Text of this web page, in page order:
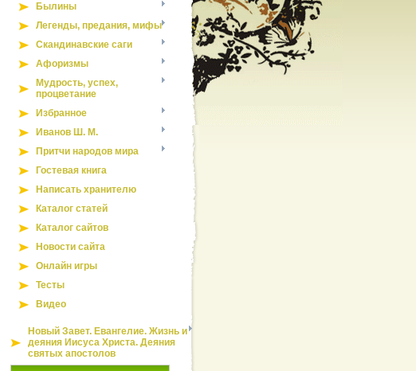
Былины
Легенды, предания, мифы
Скандинавские саги
Афоризмы
Мудрость, успех,
процветание
Избранное
Иванов Ш. М.
Притчи народов мира
Гостевая книга
Написать хранителю
Каталог статей
Каталог сайтов
Новости сайта
Онлайн игры
Тесты
Видео
Новый Завет. Евангелие. Жизнь и
деяния Иисуса Христа. Деяния
святых апостолов